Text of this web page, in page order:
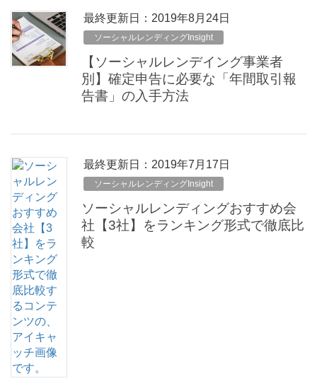
最終更新日：2019年8月24日
ソーシャルレンディングInsight
【ソーシャルレンデイング事業者
別】確定申告に必要な「年間取引報
告書」の入手方法
最終更新日：2019年7月17日
ソーシャルレンディングInsight
ソーシャルレンディングおすすめ会
社【3社】をランキング形式で徹底比
較